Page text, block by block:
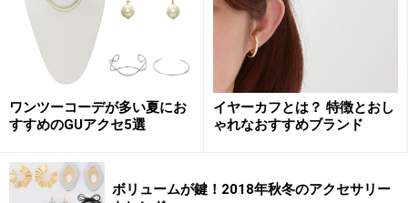
トで華奢なデザインは、ビジネスの場において、女性を
最大限に輝かせてくれることでしょう。
リング 4万950円／drama H.P.FRANCE（ドラマ アッシュ・
ペー・フランス）
こちらも同じく18Kで中央にブラウンダイヤが施された
ワンツーコーデが多い夏にお
すすめのGUアクセ5選
イヤーカフとは？ 特徴とおし
ゃれなおすすめブランド
ボリュームが鍵！2018年秋冬のアクセサリー